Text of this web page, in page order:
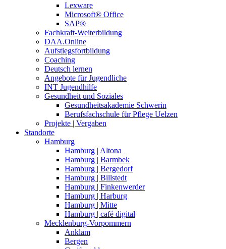
Lexware
Microsoft® Office
SAP®
Fachkraft-Weiterbildung
DAA.Online
Aufstiegsfortbildung
Coaching
Deutsch lernen
Angebote für Jugendliche
INT Jugendhilfe
Gesundheit und Soziales
Gesundheitsakademie Schwerin
Berufsfachschule für Pflege Uelzen
Projekte | Vergaben
Standorte
Hamburg
Hamburg | Altona
Hamburg | Barmbek
Hamburg | Bergedorf
Hamburg | Billstedt
Hamburg | Finkenwerder
Hamburg | Harburg
Hamburg | Mitte
Hamburg | café digital
Mecklenburg-Vorpommern
Anklam
Bergen